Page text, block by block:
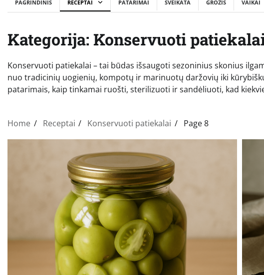
PAGRINDINIS RECEPTAI PATARIMAI SVEIKATA GROŽIS VAIKAI
Kategorija: Konservuoti
Konservuoti patiekalai – tai būdas išsaugoti sezoninius skonius
nuo tradicinių uogienių, kompotų ir marinuotų daržovių iki
patarimais, kaip tinkamai ruošti, sterilizuoti ir sandėliuoti, kad
Home Receptai Konservuoti patiekalai Page 8